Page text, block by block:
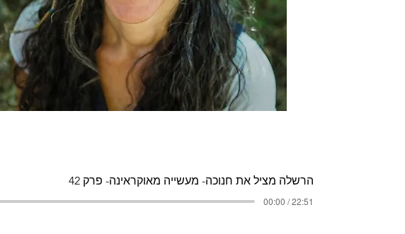
הרשלה מציל את חנוכה- מעשייה מאוקראינה- פרק 42
00:00 / 22:51